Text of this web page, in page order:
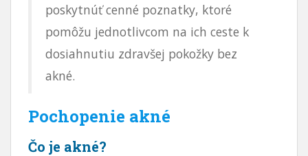
poskytnúť cenné poznatky, ktoré
pomôžu jednotlivcom na ich ceste k
dosiahnutiu zdravšej pokožky bez
akné.
Pochopenie akné
Čo je akné?